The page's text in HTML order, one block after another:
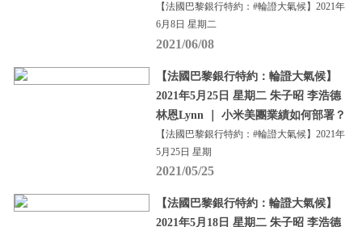
【法國巴黎銀行特約：#輪證大氣候】2021年
6月8日 星期二
2021/06/08
【法國巴黎銀行特約：輪證大氣候】
2021年5月25日 星期二 朱子昭 李浩德
林恩Lynn ｜ 小米美團業績如何部署？
【法國巴黎銀行特約：#輪證大氣候】2021年
5月25日 星期
2021/05/25
【法國巴黎銀行特約：輪證大氣候】
2021年5月18日 星期二 朱子昭 李浩德